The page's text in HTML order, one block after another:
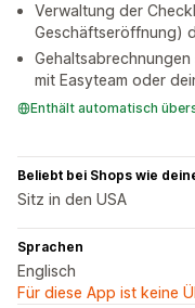
Verwaltung der
Geschäftseröffnung)
mit Easyteam oder
Enthält automatisch
Beliebt bei Shops wie
Sitz in den USA
Sprachen
Englisch
Für diese App ist keine